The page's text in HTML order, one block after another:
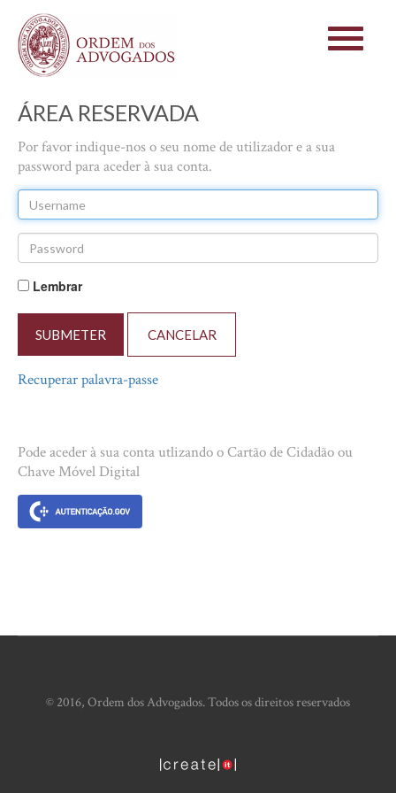
Toggle
ÁREA RESERVADA
Por favor indique-nos o seu nome de utilizador e a sua
password para aceder à sua conta.
Lembrar
SUBMETER
Recuperar palavra-passe
Pode aceder à sua conta utlizando o Cartão de Cidadão ou
Chave Móvel Digital
© 2016, Ordem dos Advogados. Todos os direitos reservados